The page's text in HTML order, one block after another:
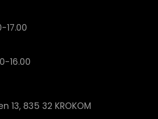
17.00
16.00
13, 835 32 KROKOM